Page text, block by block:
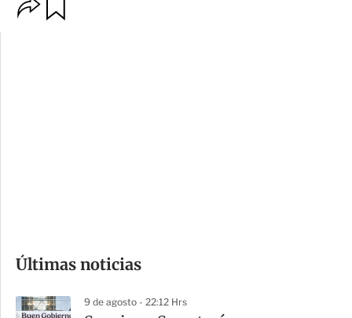
m
a
Últimas noticias
9 de agosto - 22:12 Hrs